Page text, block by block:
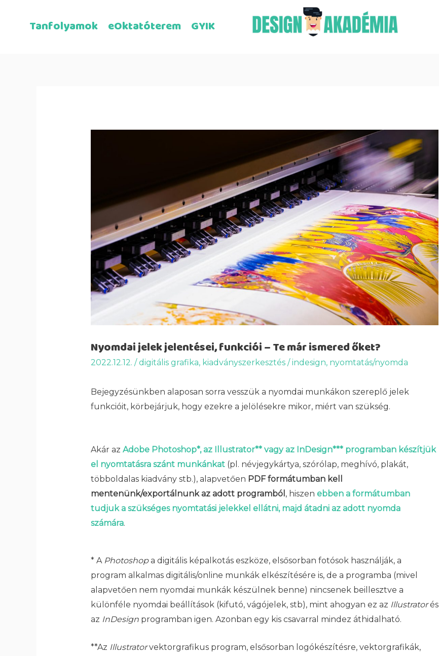
Tanfolyamok eOktatóterem GYIK
Nyomdai jelek jelentései, funkciói – Te már ismered őket?
2022.12.12. /digitális grafika, kiadványszerkesztés/indesign, nyomtatás/nyomda
Bejegyzésünkben alaposan sorra vesszük a nyomdai munkákon szereplő jelek
funkcióit, körbejárjuk, hogy ezekre a jelölésekre mikor, miért van szükség.
Akár az Adobe Photoshop*, az Illustrator** vagy az InDesign*** programban készítjük
el nyomtatásra szánt munkánkat(pl. névjegykártya, szórólap, meghívó, plakát,
többoldalas kiadvány stb.), alapvetően PDF formátumban kell
mentenünk/exportálnunk az adott programból , hiszen ebben a formátumban
tudjuk a szükséges nyomtatási jelekkel ellátni, majd átadni az adott nyomda
számára.
* A Photoshopa digitális képalkotás eszköze, elsősorban fotósok használják, a
program alkalmas digitális/online munkák elkészítésére is, de a programba (mivel
alapvetően nem nyomdai munkák készülnek benne) nincsenek beillesztve a
különféle nyomdai beállítások (kifutó, vágójelek, stb), mint ahogyan ez az Illustratorés
az InDesign programban igen. Azonban egy kis csavarral mindez áthidalható.
**Az Illustratorvektorgrafikus program, elsősorban logókészítésre, vektorgrafikák,